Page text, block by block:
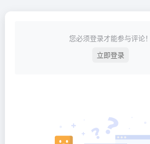
您必须登录才能参与评论！
立即登录